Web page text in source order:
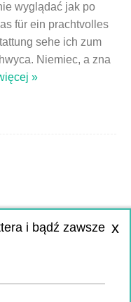
wyglądać jak po
für ein prachtvolles
sehe ich zum
Niemiec, a zna
»
i bądź zawsze x